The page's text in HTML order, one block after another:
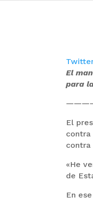
El
para
El
contra
contra
«He
de
En